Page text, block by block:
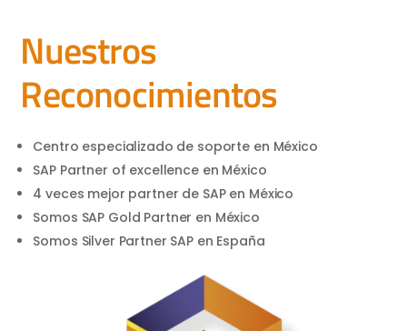
Nuestros
Reconocimientos
Centro especializado de soporte en México
SAP Partner of excellence en México
4 veces mejor partner de SAP en México
Somos SAP Gold Partner en México
Somos Silver Partner SAP en España